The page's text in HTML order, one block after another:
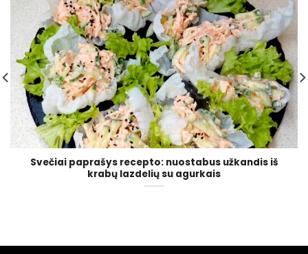
Svečiai paprašys recepto: nuostabus užkandis iš
krabų lazdelių su agurkais